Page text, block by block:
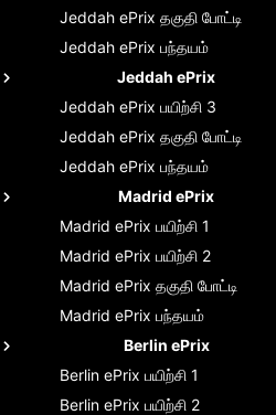
Jeddah ePrix தகுதி போட்டி
Jeddah ePrix பந்தயம்
Jeddah ePrix
Jeddah ePrix பயிற்சி 3
Jeddah ePrix தகுதி போட்டி
Jeddah ePrix பந்தயம்
Madrid ePrix
Madrid ePrix பயிற்சி 1
Madrid ePrix பயிற்சி 2
Madrid ePrix தகுதி போட்டி
Madrid ePrix பந்தயம்
Berlin ePrix
Berlin ePrix பயிற்சி 1
Berlin ePrix பயிற்சி 2